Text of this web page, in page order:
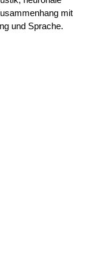
mit
und Sprache.